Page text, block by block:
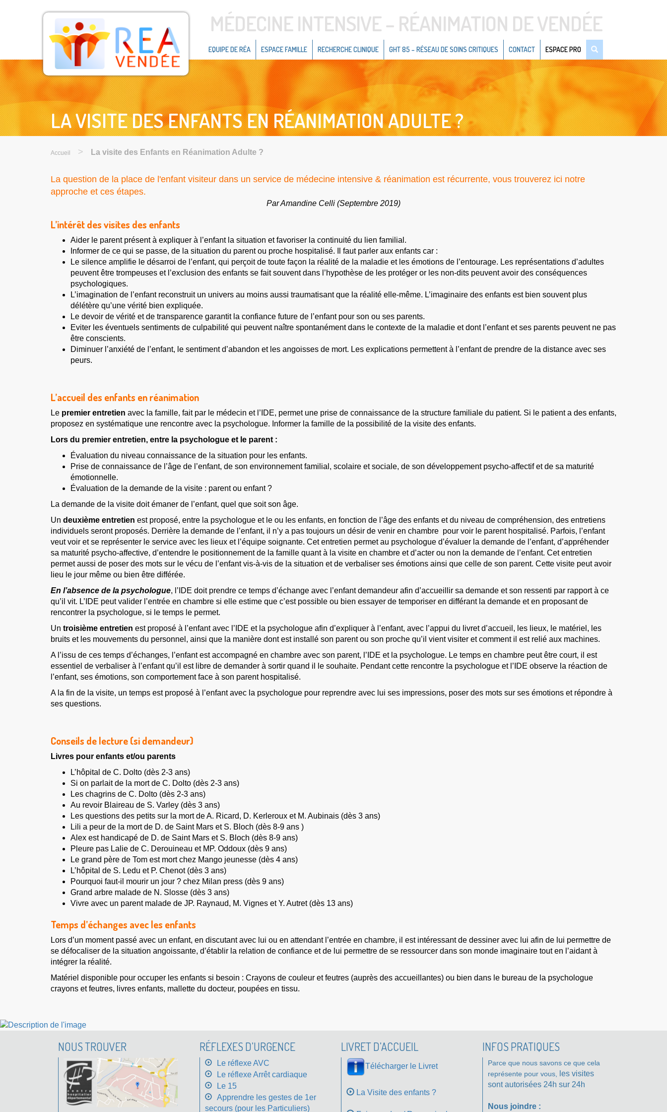
MÉDECINE INTENSIVE – RÉANIMATION DE VENDÉE
EQUIPE DE RÉA ESPACE FAMILLE RECHERCHE CLINIQUE GHT 85 – RÉSEAU DE SOINS CRITIQUES CONTACT ESPACE PRO
LA VISITE DES ENFANTS EN RÉANIMATION ADULTE ?
Accueil > La visite des Enfants en Réanimation Adulte ?
La question de la place de l'enfant visiteur dans un service de médecine intensive & réanimation est récurrente, vous trouverez ici notre
approche et ces étapes.
Par Amandine Celli (Septembre 2019)
L’intérêt des visites des enfants
Aider le parent présent à expliquer à l’enfant la situation et favoriser la continuité du lien familial.
Informer de ce qui se passe, de la situation du parent ou proche hospitalisé. Il faut parler aux enfants car :
Le silence amplifie le désarroi de l’enfant, qui perçoit de toute façon la réalité de la maladie et les émotions de l’entourage. Les représentations d’adultes
peuvent être trompeuses et l’exclusion des enfants se fait souvent dans l’hypothèse de les protéger or les non-dits peuvent avoir des conséquences
psychologiques.
L’imagination de l’enfant reconstruit un univers au moins aussi traumatisant que la réalité elle-même. L’imaginaire des enfants est bien souvent plus
délétère qu’une vérité bien expliquée.
Le devoir de vérité et de transparence garantit la confiance future de l’enfant pour son ou ses parents.
Eviter les éventuels sentiments de culpabilité qui peuvent naître spontanément dans le contexte de la maladie et dont l’enfant et ses parents peuvent ne pas
être conscients.
Diminuer l’anxiété de l’enfant, le sentiment d’abandon et les angoisses de mort. Les explications permettent à l’enfant de prendre de la distance avec ses
peurs.
L’accueil des enfants en réanimation
Le premier entretien avec la famille, fait par le médecin et l’IDE, permet une prise de connaissance de la structure familiale du patient. Si le patient a des enfants,
proposez en systématique une rencontre avec la psychologue. Informer la famille de la possibilité de la visite des enfants.
Lors du premier entretien, entre la psychologue et le parent :
Évaluation du niveau connaissance de la situation pour les enfants.
Prise de connaissance de l’âge de l’enfant, de son environnement familial, scolaire et sociale, de son développement psycho-affectif et de sa maturité
émotionnelle.
Évaluation de la demande de la visite : parent ou enfant ?
La demande de la visite doit émaner de l’enfant, quel que soit son âge.
Un deuxième entretien est proposé, entre la psychologue et le ou les enfants, en fonction de l’âge des enfants et du niveau de compréhension, des entretiens
individuels seront proposés. Derrière la demande de l’enfant, il n’y a pas toujours un désir de venir en chambre pour voir le parent hospitalisé. Parfois, l’enfant
veut voir et se représenter le service avec les lieux et l’équipe soignante. Cet entretien permet au psychologue d’évaluer la demande de l’enfant, d’appréhender
sa maturité psycho-affective, d’entendre le positionnement de la famille quant à la visite en chambre et d’acter ou non la demande de l’enfant. Cet entretien
permet aussi de poser des mots sur le vécu de l’enfant vis-à-vis de la situation et de verbaliser ses émotions ainsi que celle de son parent. Cette visite peut avoir
lieu le jour même ou bien être différée.
En l’absence de la psychologue, l’IDE doit prendre ce temps d’échange avec l’enfant demandeur afin d’accueillir sa demande et son ressenti par rapport à ce
qu’il vit. L’IDE peut valider l’entrée en chambre si elle estime que c’est possible ou bien essayer de temporiser en différant la demande et en proposant de
rencontrer la psychologue, si le temps le permet.
Un troisième entretien est proposé à l’enfant avec l’IDE et la psychologue afin d’expliquer à l’enfant, avec l’appui du livret d’accueil, les lieux, le matériel, les
bruits et les mouvements du personnel, ainsi que la manière dont est installé son parent ou son proche qu’il vient visiter et comment il est relié aux machines.
A l’issu de ces temps d’échanges, l’enfant est accompagné en chambre avec son parent, l’IDE et la psychologue. Le temps en chambre peut être court, il est
essentiel de verbaliser à l’enfant qu’il est libre de demander à sortir quand il le souhaite. Pendant cette rencontre la psychologue et l’IDE observe la réaction de
l’enfant, ses émotions, son comportement face à son parent hospitalisé.
A la fin de la visite, un temps est proposé à l’enfant avec la psychologue pour reprendre avec lui ses impressions, poser des mots sur ses émotions et répondre à
ses questions.
Conseils de lecture (si demandeur)
Livres pour enfants et/ou parents
L’hôpital de C. Dolto (dès 2-3 ans)
Si on parlait de la mort de C. Dolto (dès 2-3 ans)
Les chagrins de C. Dolto (dès 2-3 ans)
Au revoir Blaireau de S. Varley (dès 3 ans)
Les questions des petits sur la mort de A. Ricard, D. Kerleroux et M. Aubinais (dès 3 ans)
Lili a peur de la mort de D. de Saint Mars et S. Bloch (dès 8-9 ans )
Alex est handicapé de D. de Saint Mars et S. Bloch (dès 8-9 ans)
Pleure pas Lalie de C. Derouineau et MP. Oddoux (dès 9 ans)
Le grand père de Tom est mort chez Mango jeunesse (dès 4 ans)
L’hôpital de S. Ledu et P. Chenot (dès 3 ans)
Pourquoi faut-il mourir un jour ? chez Milan press (dès 9 ans)
Grand arbre malade de N. Slosse (dès 3 ans)
Vivre avec un parent malade de JP. Raynaud, M. Vignes et Y. Autret (dès 13 ans)
Temps d’échanges avec les enfants
Lors d’un moment passé avec un enfant, en discutant avec lui ou en attendant l’entrée en chambre, il est intéressant de dessiner avec lui afin de lui permettre de
se défocaliser de la situation angoissante, d’établir la relation de confiance et de lui permettre de se ressourcer dans son monde imaginaire tout en l’aidant à
intégrer la réalité.
Matériel disponible pour occuper les enfants si besoin : Crayons de couleur et feutres (auprès des accueillantes) ou bien dans le bureau de la psychologue
crayons et feutres, livres enfants, mallette du docteur, poupées en tissu.
NOUS TROUVER RÉFLEXES D’URGENCE
Le réflexe AVC
Le réflexe Arrêt cardiaque
Le 15
Apprendre les gestes de 1er
secours (pour les Particuliers)
LIVRET D’ACCUEIL
Télécharger le Livret
La Visite des enfants ?
INFOS PRATIQUES
Parce que nous savons ce que cela
représente pour vous,
les visites
sont autorisées 24h sur 24h
Nous joindre :